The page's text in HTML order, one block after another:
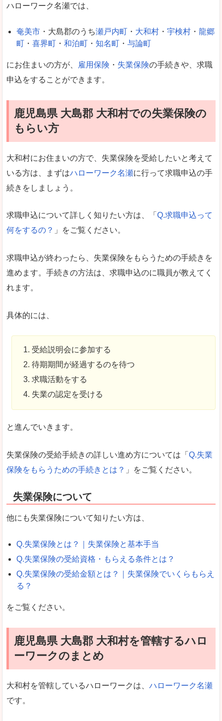
ハローワーク名瀬では、
奄美市 ・大島郡のうち瀬戸内町 ・ 大和村 ・ 宇検村 ・ 龍郷
町 ・ 喜界町 ・ 和泊町 ・ 知名町 ・ 与論町
にお住まいの方が、 雇用保険 ・ 失業保険の手続きや、求職
申込をすることができます。
鹿児島県 大島郡 大和村での失業保険の
もらい方
大和村にお住まいの方で、失業保険を受給したいと考えて
いる方は、まずはハローワーク名瀬に行って求職申込の手
続きをしましょう。
求職申込について詳しく知りたい方は、「 Q.求職申込って
何をするの？ 」をご覧ください。
求職申込が終わったら、失業保険をもらうための手続きを
進めます。手続きの方法は、求職申込のに職員が教えてく
れます。
具体的には、
受給説明会に参加する
待期期間が経過するのを待つ
求職活動をする
失業の認定を受ける
と進んでいきます。
失業保険の受給手続きの詳しい進め方については「 Q.失業
保険をもらうための手続きとは？ 」をご覧ください。
失業保険について
他にも失業保険について知りたい方は、
Q.失業保険とは？｜失業保険と基本手当
Q.失業保険の受給資格・もらえる条件とは？
Q.失業保険の受給金額とは？｜失業保険でいくらもらえ
る？
をご覧ください。
鹿児島県 大島郡 大和村を管轄するハロ
ーワークのまとめ
大和村を管轄しているハローワークは、 ハローワーク名瀬
です。